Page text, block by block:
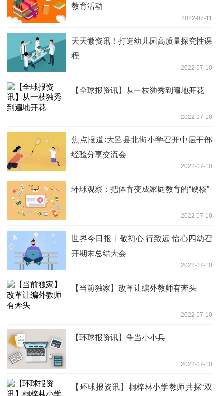
教育活动
2022-07-11
天天微资讯！打造幼儿园高质量探究性课
程
2022-07-10
【全球报资讯】从一枝独秀到遍地开花
2022-07-10
焦点报道:大邑县北街小学召开中层干部
经验分享交流会
2022-07-10
环球观察：把体育变成家庭教育的“硬核”
2022-07-10
世界今日报丨敬初心 行致远 怡心四幼召
开期末总结大会
2022-07-10
【当前独家】改革让编外教师有奔头
2022-07-10
【环球报资讯】争当小小兵
2022-07-10
【环球报资讯】桐梓林小学教师共探“双